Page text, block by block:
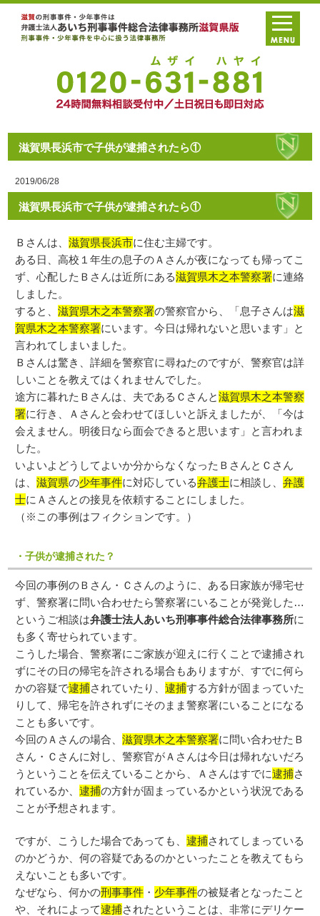
滋賀県長浜市で子供が逮捕されたら①
2019/06/28
滋賀県長浜市で子供が逮捕されたら①
Ｂさんは、滋賀県長浜市に住む主婦です。
ある日、高校１年生の息子のＡさんが夜になっても帰ってこ
ず、心配したＢさんは近所にある滋賀県木之本警察署に連絡
しました。
すると、滋賀県木之本警察署の警察官から、「息子さんは滋
賀県木之本警察署にいます。今日は帰れないと思います」と
言われてしまいました。
Ｂさんは驚き、詳細を警察官に尋ねたのですが、警察官は詳
しいことを教えてはくれませんでした。
途方に暮れたＢさんは、夫であるＣさんと滋賀県木之本警察
署に行き、Ａさんと会わせてほしいと訴えましたが、「今は
会えません。明後日なら面会できると思います」と言われま
した。
いよいよどうしてよいか分からなくなったＢさんとＣさん
は、滋賀県の少年事件に対応している弁護士に相談し、弁護
士にＡさんとの接見を依頼することにしました。
（※この事例はフィクションです。）
・子供が逮捕された？
今回の事例のＢさん・Ｃさんのように、ある日家族が帰宅せ
ず、警察署に問い合わせたら警察署にいることが発覚した…
というご相談は弁護士法人あいち刑事事件総合法律事務所に
も多く寄せられています。
こうした場合、警察署にご家族が迎えに行くことで逮捕され
ずにその日の帰宅を許される場合もありますが、すでに何ら
かの容疑で逮捕されていたり、逮捕する方針が固まっていた
りして、帰宅を許されずにそのまま警察署にいることになる
ことも多いです。
今回のＡさんの場合、滋賀県木之本警察署に問い合わせたＢ
さん・Ｃさんに対し、警察官がＡさんは今日は帰れないだろ
うということを伝えていることから、Ａさんはすでに逮捕さ
れているか、逮捕の方針が固まっているかという状況である
ことが予想されます。
ですが、こうした場合であっても、逮捕されてしまっている
のかどうか、何の容疑であるのかといったことを教えてもら
えないことも多いです。
なぜなら、何かの刑事事件 ・ 少年事件の被疑者となったこと
や、それによって逮捕されたということは、非常にデリケー